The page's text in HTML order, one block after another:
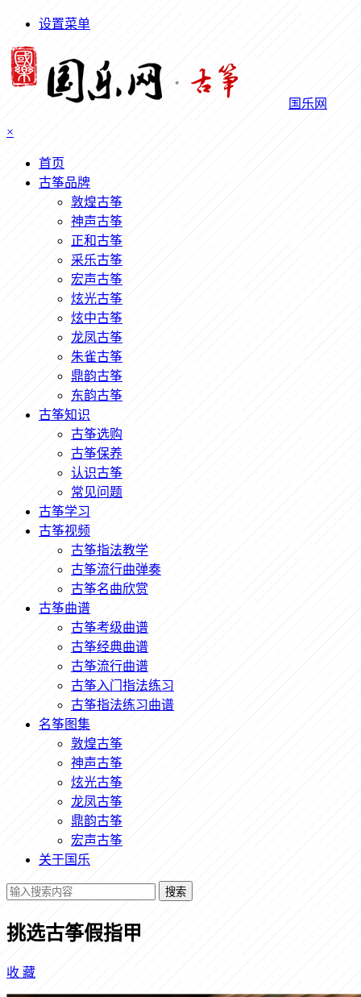
设置菜单
国乐网
×
首页
古筝品牌
敦煌古筝
神声古筝
正和古筝
采乐古筝
宏声古筝
炫光古筝
炫中古筝
龙凤古筝
朱雀古筝
鼎韵古筝
东韵古筝
古筝知识
古筝选购
古筝保养
认识古筝
常见问题
古筝学习
古筝视频
古筝指法教学
古筝流行曲弹奏
古筝名曲欣赏
古筝曲谱
古筝考级曲谱
古筝经典曲谱
古筝流行曲谱
古筝入门指法练习
古筝指法练习曲谱
名筝图集
敦煌古筝
神声古筝
炫光古筝
龙凤古筝
鼎韵古筝
宏声古筝
关于国乐
搜索
挑选古筝假指甲
收 藏